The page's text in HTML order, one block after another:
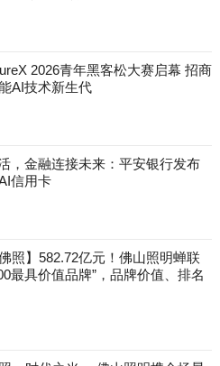
2026青年黑客松大赛启幕 招商
AI技术新生代
，金融连接未来：平安银行发布
信用卡
佛照】582.72亿元！佛山照明蝉联
最具价值品牌”，品牌价值、排名